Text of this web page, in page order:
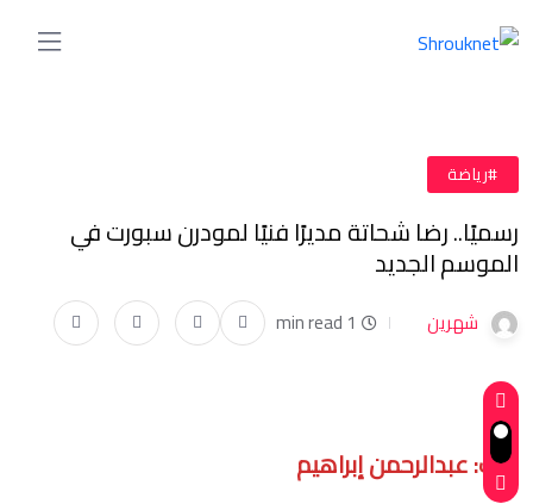
#رياضة
رسميًا.. رضا شحاتة مديرًا فنيًا لمودرن سبورت في
الموسم الجديد
شهرين 1 min read
كتب: عبدالرحمن إبراهيم